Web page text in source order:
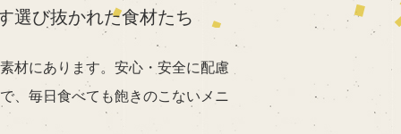
選び抜かれた食材たち
材にあります。安心・安全に配慮
、毎日食べても飽きのこないメニ